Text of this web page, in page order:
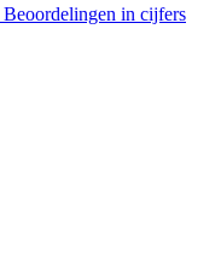
Beoordelingen in cijfers